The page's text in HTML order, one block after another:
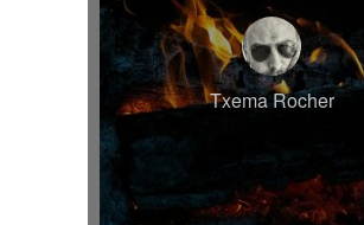
Txema Rocher